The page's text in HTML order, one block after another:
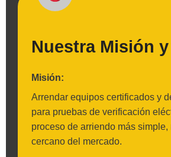
Nuestra Misión
Misión:
Arrendar equipos certificados y
para pruebas de verificación
proceso de arriendo más simple,
cercano del mercado.